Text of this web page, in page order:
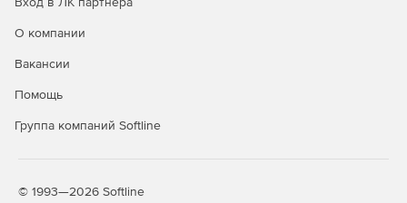
Интеграция таблиц изменений.
О компании
Вакансии
Помощь
Группа компаний Softline
© 1993—2026 Softline